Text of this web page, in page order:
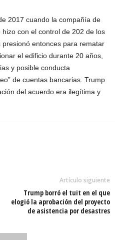
2017 cuando la compañía de
con el control de 202 de los
entonces para rematar
el edificio durante 20 años,
y posible conducta
de cuentas bancarias. Trump
del acuerdo era ilegítima y
Artículo siguiente
Trump borró el tuit en el que
elogió la aprobación del proyecto
de asistencia por desastres